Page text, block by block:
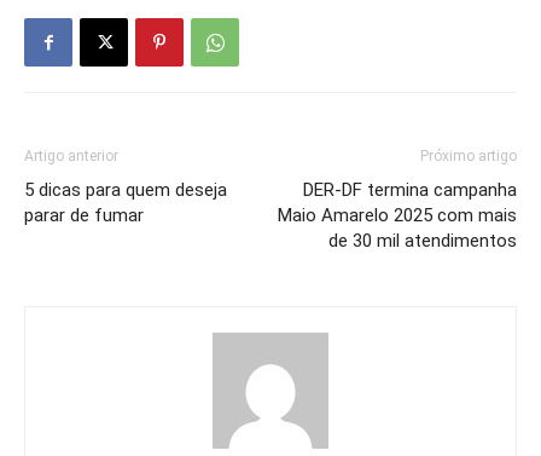
Artigo anterior
5 dicas para quem deseja
parar de fumar
Próximo artigo
DER-DF termina campanha
Maio Amarelo 2025 com mais
de 30 mil atendimentos